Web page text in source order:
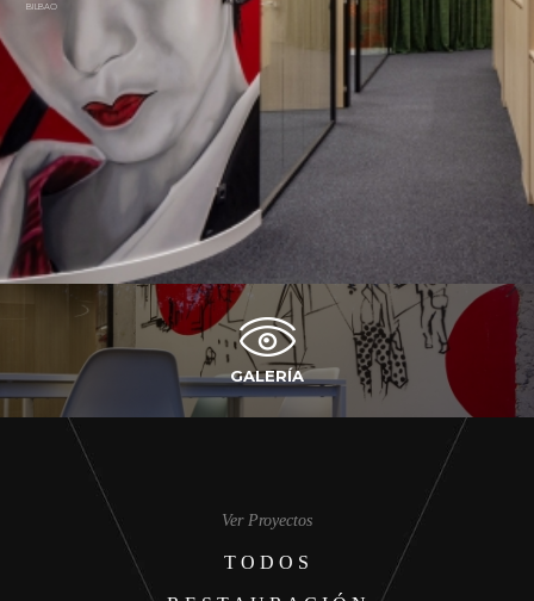
BILBAO
GALERÍA
Ver Proyectos
T O D O S